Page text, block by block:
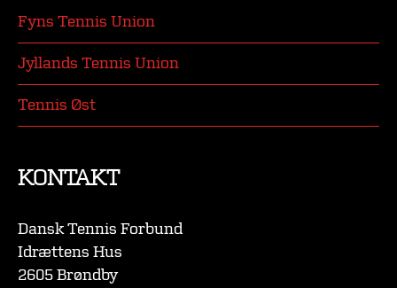
Fyns Tennis Union
Jyllands Tennis Union
Tennis Øst
KONTAKT
Dansk Tennis Forbund
Idrættens Hus
2605 Brøndby